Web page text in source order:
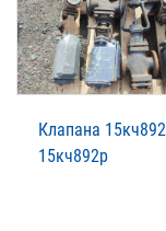
Клапана
15кч892р